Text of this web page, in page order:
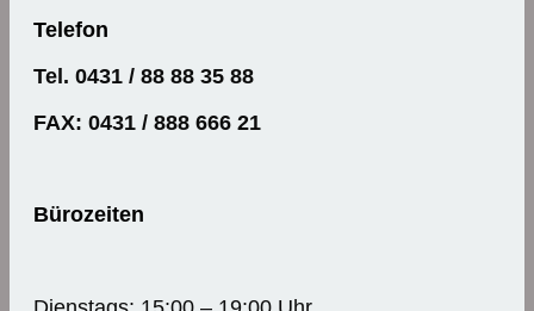
Telefon
Tel. 0431 / 88 88 35 88
FAX: 0431 / 888 666 21
Bürozeiten